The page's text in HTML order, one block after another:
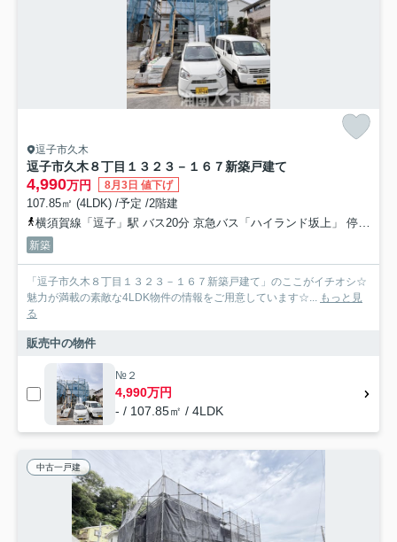
逗子市久木
逗子市久木８丁目１３２３－１６７新築戸建て
4,990万円 8月3日 値下げ
107.85㎡ (4LDK) /予定 /2階建
横須賀線「逗子」駅 バス20分 京急バス「ハイランド坂上」 停歩2分
新築
「逗子市久木８丁目１３２３－１６７新築戸建て」のここがイチオシ☆
魅力が満載の素敵な4LDK物件の情報をご用意しています☆... もっと見
る
販売中の物件
№２
4,990万円
- / 107.85㎡ / 4LDK
中古一戸建